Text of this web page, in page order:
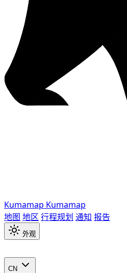
Kumamap Kumamap
地图 地区 行程规划 通知 报告
外观
CN